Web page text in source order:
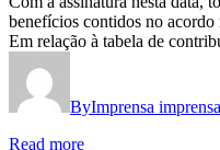
benefícios contidos no acordo
Em relação à tabela de
ByImprensa imprensa
Read more